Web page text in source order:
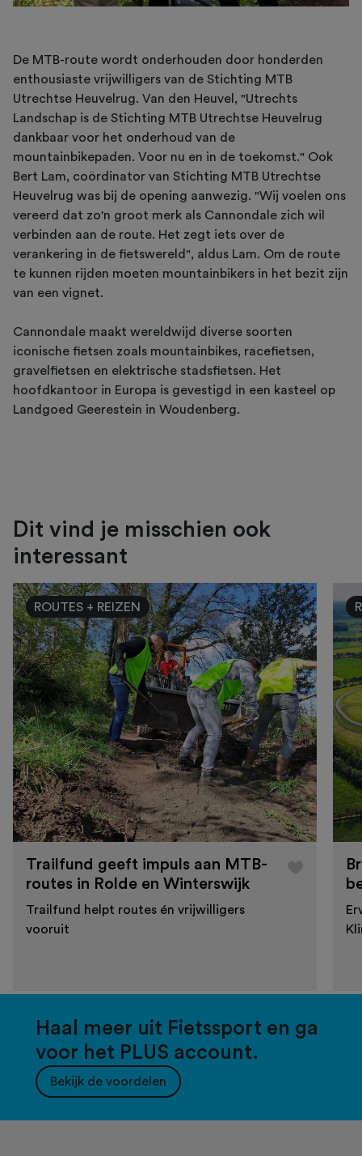
De MTB-route wordt onderhouden door honderden
enthousiaste vrijwilligers van de Stichting MTB
Utrechtse Heuvelrug. Van den Heuvel, "Utrechts
Landschap is de Stichting MTB Utrechtse Heuvelrug
dankbaar voor het onderhoud van de
mountainbikepaden. Voor nu en in de toekomst." Ook
Bert Lam, coördinator van Stichting MTB Utrechtse
Heuvelrug was bij de opening aanwezig. "Wij voelen ons
vereerd dat zo'n groot merk als Cannondale zich wil
verbinden aan de route. Het zegt iets over de
verankering in de fietswereld", aldus Lam. Om de route
te kunnen rijden moeten mountainbikers in het bezit zijn
van een vignet.
Cannondale maakt wereldwijd diverse soorten
iconische fietsen zoals mountainbikes, racefietsen,
gravelfietsen en elektrische stadsfietsen. Het
hoofdkantoor in Europa is gevestigd in een kasteel op
Landgoed Geerestein in Woudenberg.
Dit vind je misschien ook
interessant
ROUTES + REIZEN
Trailfund geeft impuls aan MTB-
routes in Rolde en Winterswijk
Trailfund helpt routes én vrijwilligers
vooruit
Haal meer uit Fietssport en ga
voor het PLUS account.
Bekijk de voordelen